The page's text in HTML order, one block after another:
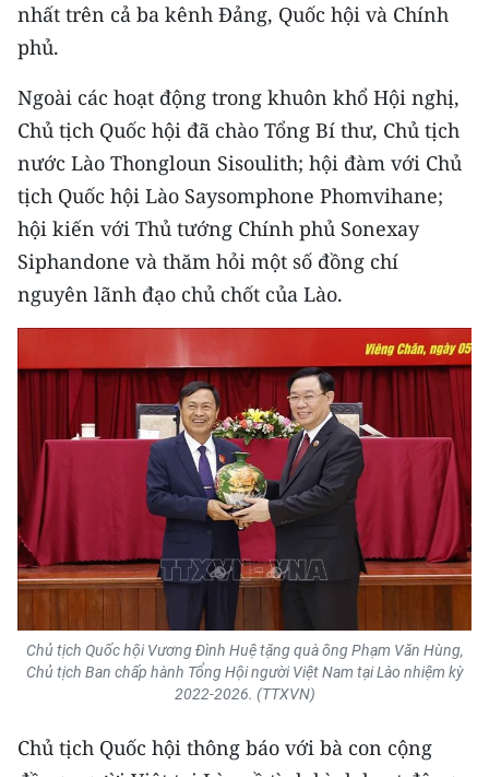
THỜI NAY
NHÂN DÂN HẰNG THÁNG
MUA BÁO
ĐỌC BÁO IN
ENGLISH
FRANÇAIS
РУССКИЙ
ESPAÑOL
한국어
nhất trên cả ba kênh Đảng, Quốc hội và Chính
phủ.
Ngoài các hoạt động trong khuôn khổ Hội nghị,
Chủ tịch Quốc hội đã chào Tổng Bí thư, Chủ tịch
nước Lào Thongloun Sisoulith; hội đàm với Chủ
tịch Quốc hội Lào Saysomphone Phomvihane;
hội kiến với Thủ tướng Chính phủ Sonexay
Siphandone và thăm hỏi một số đồng chí
nguyên lãnh đạo chủ chốt của Lào.
Chủ tịch Quốc hội Vương Đình Huệ tặng quà ông Phạm Văn Hùng,
Chủ tịch Ban chấp hành Tổng Hội người Việt Nam tại Lào nhiệm kỳ
2022-2026. (TTXVN)
Chủ tịch Quốc hội thông báo với bà con cộng